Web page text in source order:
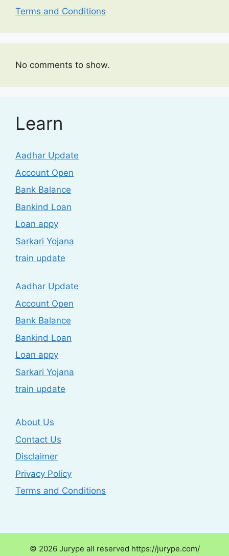
Terms and Conditions
No comments to show.
Learn
Aadhar Update
Account Open
Bank Balance
Bankind Loan
Loan appy
Sarkari Yojana
train update
Aadhar Update
Account Open
Bank Balance
Bankind Loan
Loan appy
Sarkari Yojana
train update
About Us
Contact Us
Disclaimer
Privacy Policy
Terms and Conditions
© 2026 Jurype all reserved https://jurype.com/